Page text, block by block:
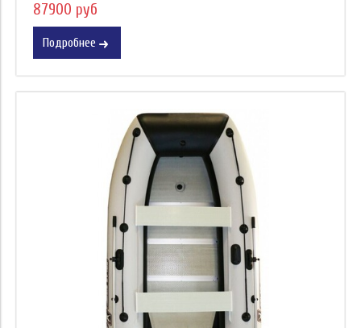
87900 руб
Подробнее